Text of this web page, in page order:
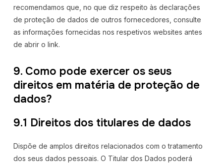
recomendamos que, no que diz respeito às declarações
de proteção de dados de outros fornecedores, consulte
as informações fornecidas nos respetivos websites antes
de abrir o link.
9. Como pode exercer os seus
direitos em matéria de proteção de
dados?
9.1 Direitos dos titulares de dados
Dispõe de amplos direitos relacionados com o tratamento
dos seus dados pessoais. O Titular dos Dados poderá